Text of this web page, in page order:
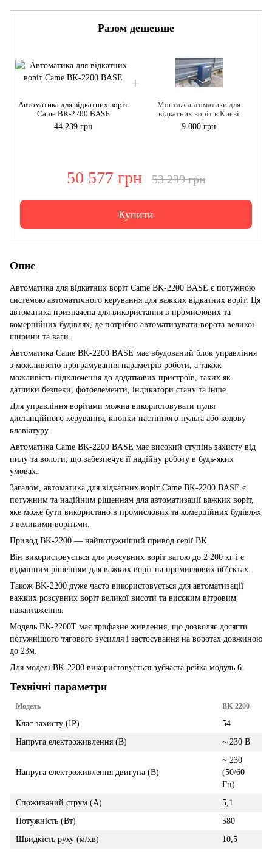
Разом дешевше
Автоматика для відкатних воріт
Came ВK-2200 BASE
44 239 грн
Монтаж автоматики для
відкатних воріт в Києві
9 000 грн
50 577 грн 53 239 грн
Купити
Опис
Автоматика для відкатних воріт Came ВK-2200 BASE є потужною
системою автоматичного керування для важких відкатних воріт. Ця
автоматика призначена для використання в промислових та
комерційних будівлях, де потрібно автоматизувати ворота великої
ширини та ваги.
Автоматика Came ВK-2200 BASE має вбудований блок управління
з можливістю програмування параметрів роботи, а також
можливість підключення до додаткових пристроїв, таких як
датчики безпеки, фотоелементи, індикатори стану та інше.
Для управління ворітами можна використовувати пульт
дистанційного керування, кнопки настінного пульта або кодову
клавіатуру.
Автоматика Came ВK-2200 BASE має високий ступінь захисту від
пилу та вологи, що забезпечує її надійну роботу в будь-яких
умовах.
Загалом, автоматика для відкатних воріт Came ВK-2200 BASE є
потужним та надійним рішенням для автоматизації важких воріт,
яке може бути використано в промислових та комерційних будівлях
з великими ворітьми.
Привод BK-2200 — найпотужніший привод серії BK.
Він використовується для розсувних воріт вагою до 2 200 кг і є
відмінним рішенням для важких воріт на промислових об’єктах.
Також BK-2200 дуже часто використовується для автоматизації
важких розсувних воріт великої висоти та високим вітровим
навантаження.
Модель BK-2200T має трифазне живлення, що дозволяє досягти
потужнішого тягового зусилля і застосування на воротах довжиною
до 23м.
Для моделі BK-2200 використовується зубчаста рейка модуль 6.
Технічні параметри
Модель BK-2200
Клас захисту (IP)
54
Напруга електроживлення (В)
~ 230 В
Напруга електроживлення двигуна (В)
~ 230
(50/60
Гц)
Споживаний струм (А)
5,1
Потужність (Вт)
580
Швидкість руху (м/хв)
10,5